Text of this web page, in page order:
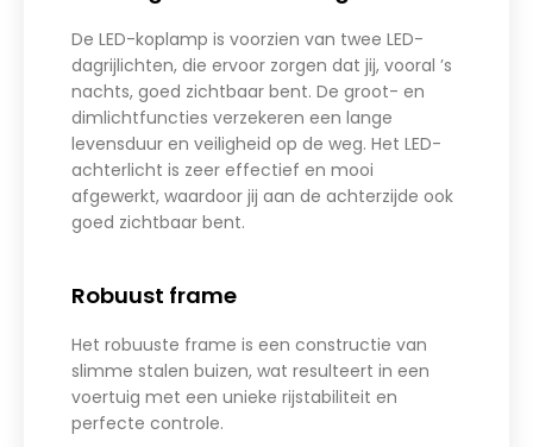
De LED-koplamp is voorzien van twee LED-
dagrijlichten, die ervoor zorgen dat jij, vooral ’s
nachts, goed zichtbaar bent. De groot- en
dimlichtfuncties verzekeren een lange
levensduur en veiligheid op de weg. Het LED-
achterlicht is zeer effectief en mooi
afgewerkt, waardoor jij aan de achterzijde ook
goed zichtbaar bent.
Robuust frame
Het robuuste frame is een constructie van
slimme stalen buizen, wat resulteert in een
voertuig met een unieke rijstabiliteit en
perfecte controle.